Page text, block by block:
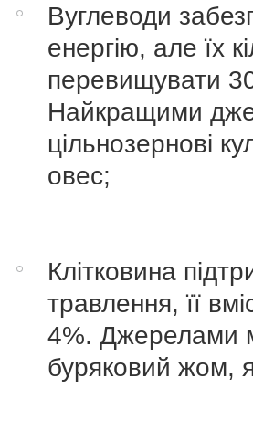
Вуглеводи
енергію, але їх
перевищувати
Найкращими
цільнозернові
овес;
Клітковина
травлення, її
4%. Джерелами
буряковий жом,